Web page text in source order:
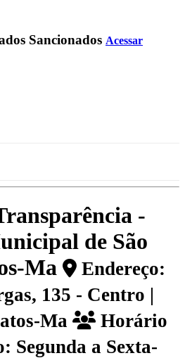
Sancionados Acessar
-
de São
Ma
Endereço:
135 - Centro |
Ma
Horário
Segunda a Sexta-